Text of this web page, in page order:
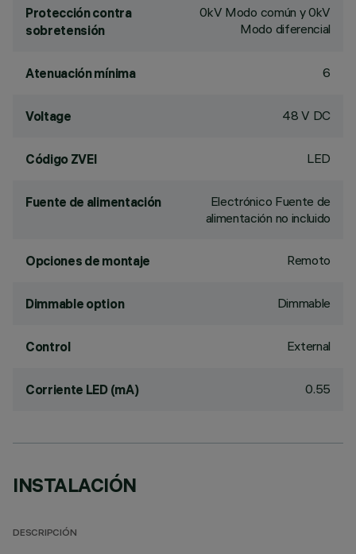
Protección contra
sobretensión
0kV Modo común y 0kV
Modo diferencial
Atenuación mínima 6
Voltage 48 V DC
Código ZVEI LED
Fuente de alimentación
Electrónico Fuente de
alimentación no incluido
Opciones de montaje Remoto
Dimmable option Dimmable
Control External
Corriente LED (mA) 0.55
INSTALACIÓN
DESCRIPCIÓN